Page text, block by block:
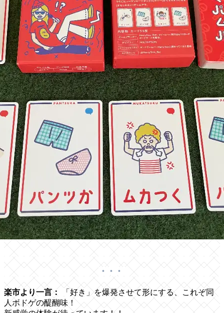
楽市より一言：
「好き」を爆発させて形にする、これぞ同
人ボドゲの醍醐味！